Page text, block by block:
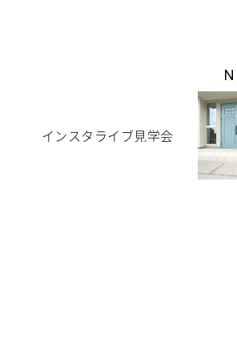
インスタライブ見学会
N